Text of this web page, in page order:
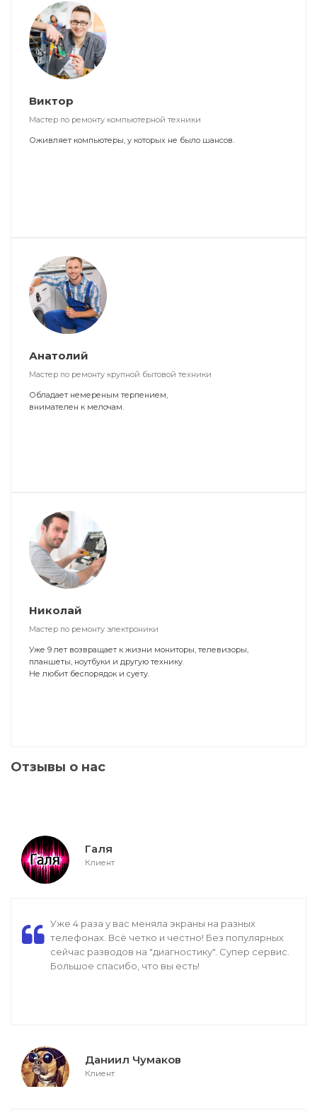
Виктор
Мастер по ремонту компьютерной техники
Оживляет компьютеры, у которых не было шансов.
Анатолий
Мастер по ремонту крупной бытовой техники
Обладает немереным терпением,
внимателен к мелочам.
Николай
Мастер по ремонту электроники
Уже 9 лет возвращает к жизни мониторы, телевизоры,
планшеты, ноутбуки и другую технику.
Не любит беспорядок и суету.
Отзывы о нас
Галя
Клиент
Уже 4 раза у вас меняла экраны на разных
телефонах. Всё четко и честно! Без популярных
сейчас разводов на "диагностику". Супер сервис.
Большое спасибо, что вы есть!
Даниил Чумаков
Клиент